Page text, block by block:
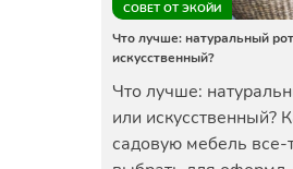
СОВЕТ ОТ ЭКОЙИ
Что лучше: натуральный
искусственный?
Что лучше:
или искусственный?
садовую мебель все-